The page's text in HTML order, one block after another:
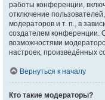
работы конференции,
отключение
модераторов и т. п., в
создателем конференции.
возможностями
настроек, произведённых
Вернуться к началу
Кто такие модераторы?